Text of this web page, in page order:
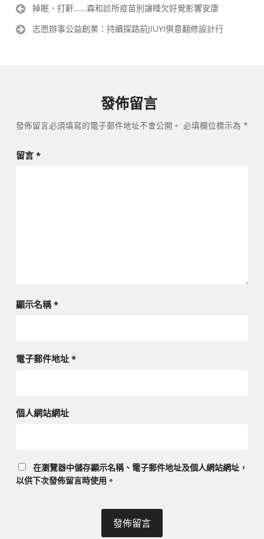
文
導
掉眠、打鼾……森和診所疫苗別讓睡欠好覺影響安康
志愿辦事公益創業：持續探路前JIUYI俱意翻修設計行
發佈留言
發佈留言必須填寫的電子郵件地址不會公開。 必填欄位標示為 *
留言 *
顯示名稱*
電子郵件地址 *
個人網站網址
在瀏覽器中儲存顯示名稱、電子郵件地址及個人網站網址，
以供下次發佈留言時使用。